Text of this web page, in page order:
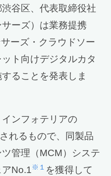
谷区、代表取締役社
ーズ）は業務提携
ーズ・クラウドソー
ト向けデジタルカタ
ることを発表しま
ンフォテリアの
れるもので、同製品
管理（MCM）システ
No.1※１ を獲得して